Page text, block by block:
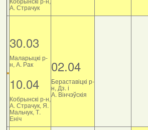
А. Страчук
30.03
Маларыцкі р-
н, А. Рак
10.04
Кобрынскі р-н,
А. Страчук, Я.
Мальчук, Т.
Еніч
02.04
Бераставіцкі р-
н, Дз. і
А. Вінчэўскія